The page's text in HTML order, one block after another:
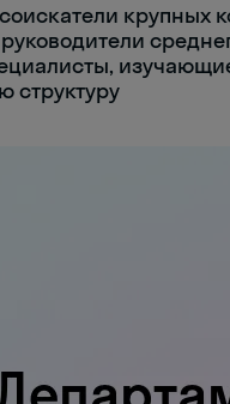
крупных
структуру